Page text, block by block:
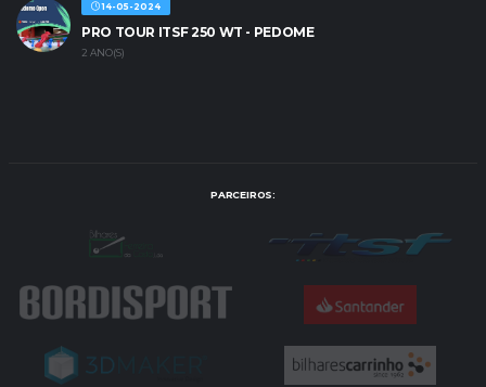
14-05-2024
PRO TOUR ITSF 250 WT - PEDOME
2 ANO(S)
PARCEIROS: